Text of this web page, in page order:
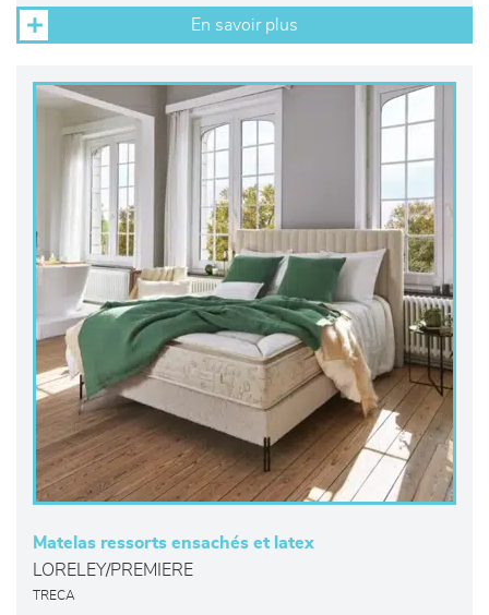
En savoir plus
Matelas ressorts ensachés et latex
LORELEY/PREMIERE
TRECA